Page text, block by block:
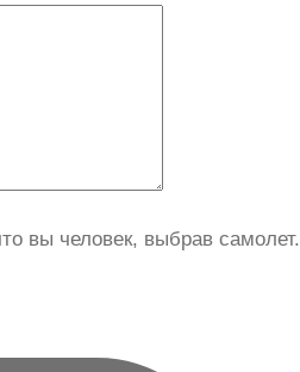
вы человек, выбрав самолет.